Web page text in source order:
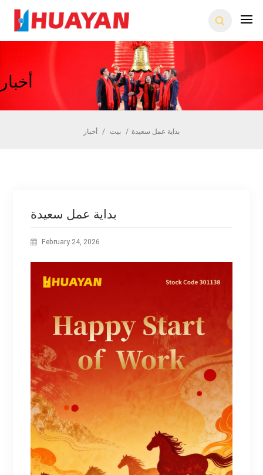
أخبار
بيت / أخبار / بداية عمل سعيدة
بداية عمل سعيدة
February 24, 2026